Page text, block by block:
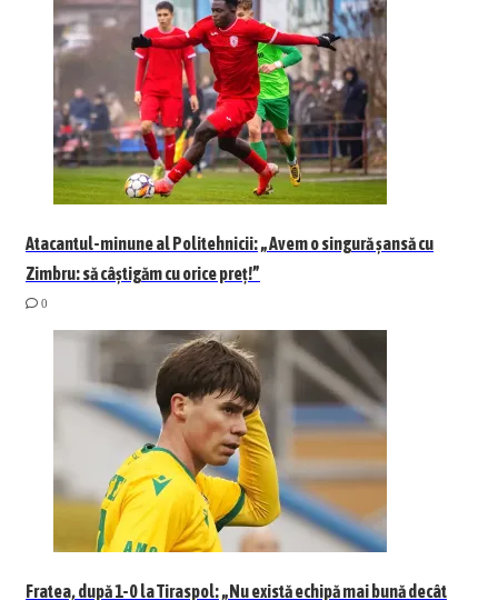
Atacantul-minune al Politehnicii: „Avem o singură șansă cu
Zimbru: să câștigăm cu orice preț!”
0
Fratea, după 1-0 la Tiraspol: „Nu există echipă mai bună decât